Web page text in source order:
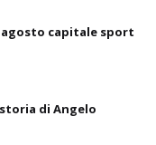
agosto capitale sport
di Angelo